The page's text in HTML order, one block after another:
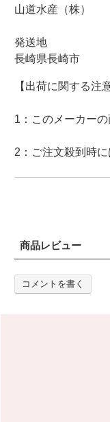
山道水産（株）
発送地
長崎県長崎市
【出荷に関する注
1：このメーカー
2：ご注文殺到時
商品レビュー
コメントを書く